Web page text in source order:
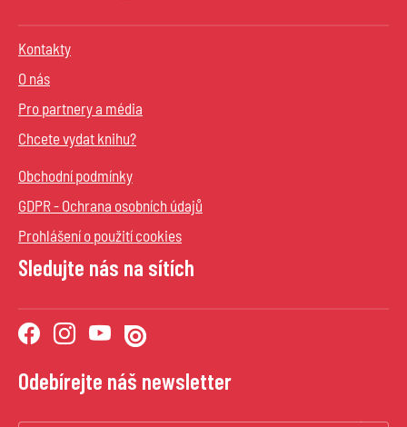
Kontakty
O nás
Pro partnery a média
Chcete vydat knihu?
Obchodní podmínky
GDPR - Ochrana osobních údajů
Prohlášení o použití cookies
Sledujte nás na sítích
Odebírejte náš newsletter